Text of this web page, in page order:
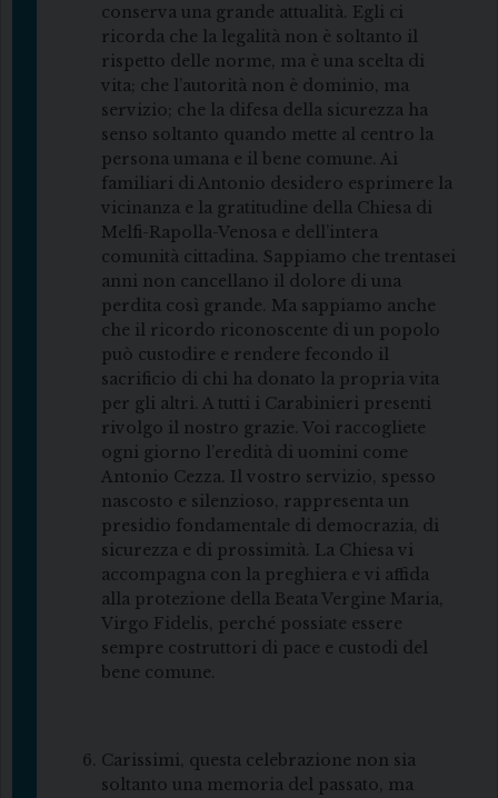
conserva una grande attualità. Egli ci
ricorda che la legalità non è soltanto il
rispetto delle norme, ma è una scelta di
vita; che l’autorità non è dominio, ma
servizio; che la difesa della sicurezza ha
senso soltanto quando mette al centro la
persona umana e il bene comune. Ai
familiari di Antonio desidero esprimere la
vicinanza e la gratitudine della Chiesa di
Melfi-Rapolla-Venosa e dell’intera
comunità cittadina. Sappiamo che trentasei
anni non cancellano il dolore di una
perdita così grande. Ma sappiamo anche
che il ricordo riconoscente di un popolo
può custodire e rendere fecondo il
sacrificio di chi ha donato la propria vita
per gli altri. A tutti i Carabinieri presenti
rivolgo il nostro grazie. Voi raccogliete
ogni giorno l’eredità di uomini come
Antonio Cezza. Il vostro servizio, spesso
nascosto e silenzioso, rappresenta un
presidio fondamentale di democrazia, di
sicurezza e di prossimità. La Chiesa vi
accompagna con la preghiera e vi affida
alla protezione della Beata Vergine Maria,
Virgo Fidelis, perché possiate essere
sempre costruttori di pace e custodi del
bene comune.
Carissimi, questa celebrazione non sia
soltanto una memoria del passato, ma